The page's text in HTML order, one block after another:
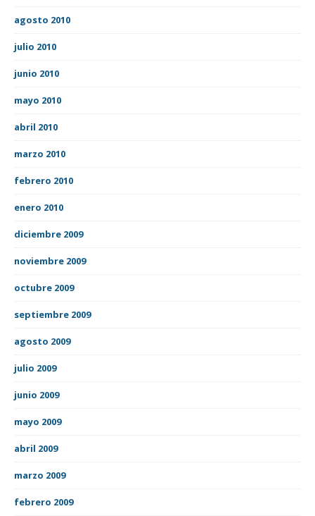
agosto 2010
julio 2010
junio 2010
mayo 2010
abril 2010
marzo 2010
febrero 2010
enero 2010
diciembre 2009
noviembre 2009
octubre 2009
septiembre 2009
agosto 2009
julio 2009
junio 2009
mayo 2009
abril 2009
marzo 2009
febrero 2009